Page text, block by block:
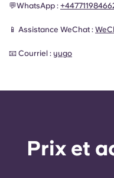
💬WhatsApp :
📱 Assistance WeChat :
📧 Courriel : yugo
Prix ​​et